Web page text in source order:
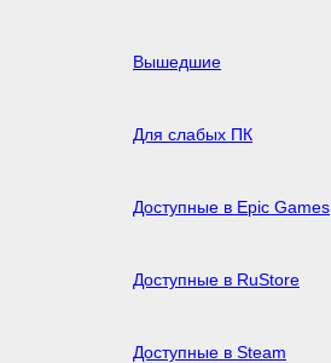
Вышедшие
Для слабых ПК
Доступные в Epic Games
Доступные в RuStore
Доступные в Steam